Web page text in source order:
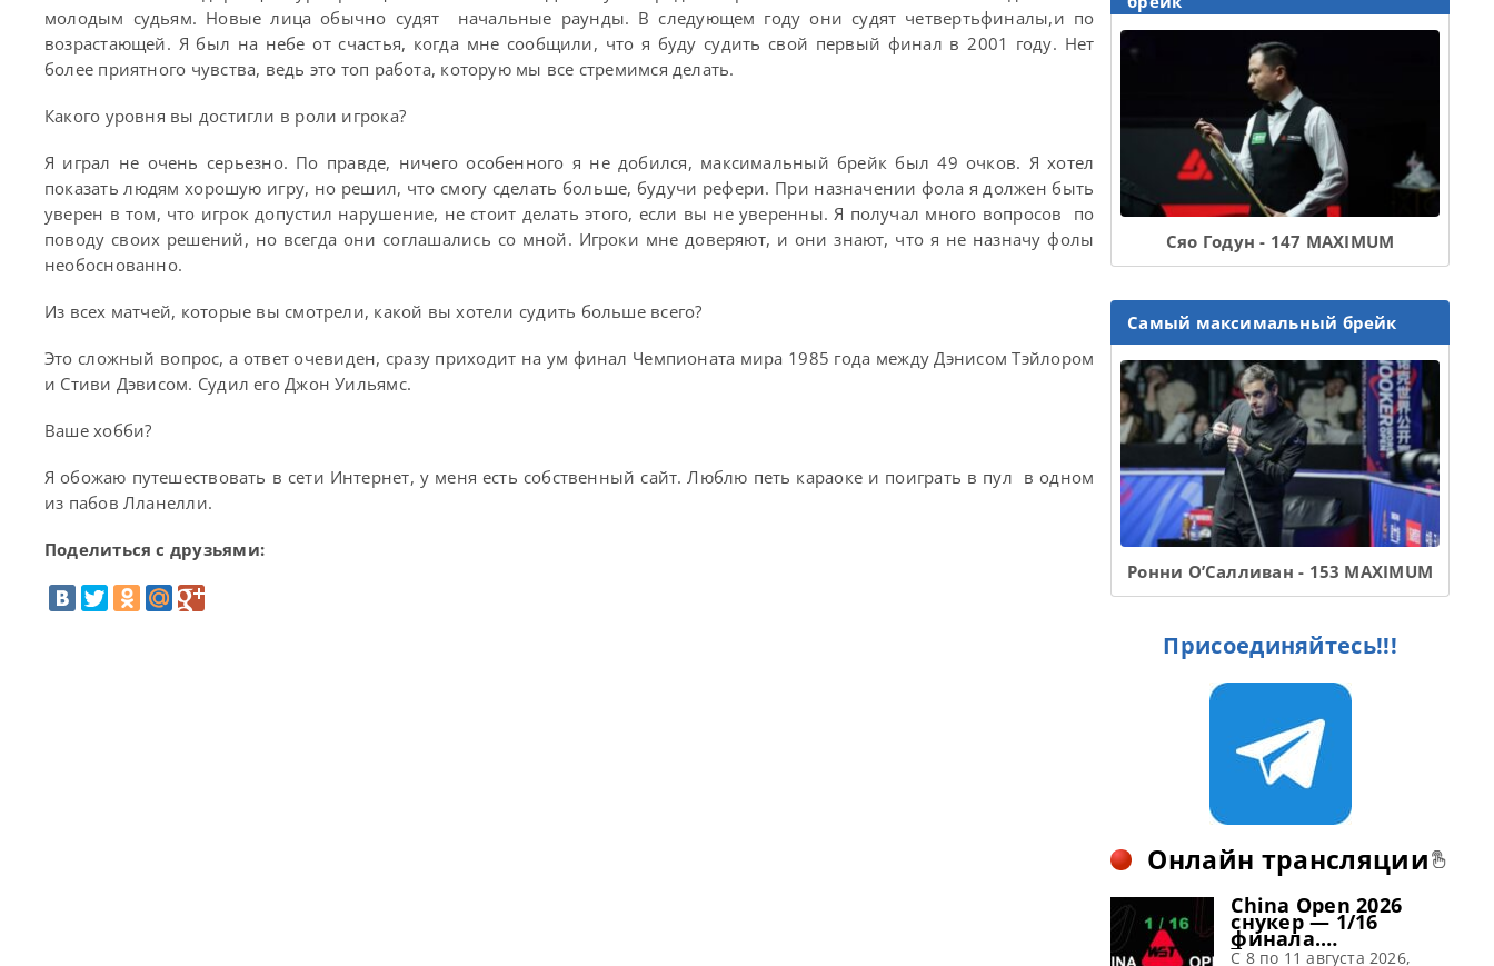
молодым судьям. Новые лица обычно судят начальные раунды. В следующем году они судят четвертьфиналы,и по
возрастающей. Я был на небе от счастья, когда мне сообщили, что я буду судить свой первый финал в 2001 году. Нет
более приятного чувства, ведь это топ работа, которую мы все стремимся делать.
Какого уровня вы достигли в роли игрока?
Я играл не очень серьезно. По правде, ничего особенного я не добился, максимальный брейк был 49 очков. Я хотел
показать людям хорошую игру, но решил, что смогу сделать больше, будучи рефери. При назначении фола я должен быть
уверен в том, что игрок допустил нарушение, не стоит делать этого, если вы не уверенны. Я получал много вопросов по
поводу своих решений, но всегда они соглашались со мной. Игроки мне доверяют, и они знают, что я не назначу фолы
необоснованно.
Из всех матчей, которые вы смотрели, какой вы хотели судить больше всего?
Это сложный вопрос, а ответ очевиден, сразу приходит на ум финал Чемпионата мира 1985 года между Дэнисом Тэйлором
и Стиви Дэвисом. Судил его Джон Уильямс.
Ваше хобби?
Я обожаю путешествовать в сети Интернет, у меня есть собственный сайт. Люблю петь караоке и поиграть в пул в одном
из пабов Лланелли.
Поделиться с друзьями:
Сяо Годун - 147 MAXIMUM
Самый максимальный брейк
Ронни О’Салливан - 153 MAXIMUM
Присоединяйтесь!!!
Онлайн трансляции
China Open 2026
снукер — 1/16
финала.
Трансляции
C 8 по 11 августа 2026,